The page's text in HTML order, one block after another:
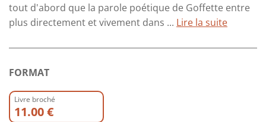
tout d'abord que la parole poétique de Goffette entre
plus directement et vivement dans ... Lire la suite
FORMAT
Livre broché
11.00 €